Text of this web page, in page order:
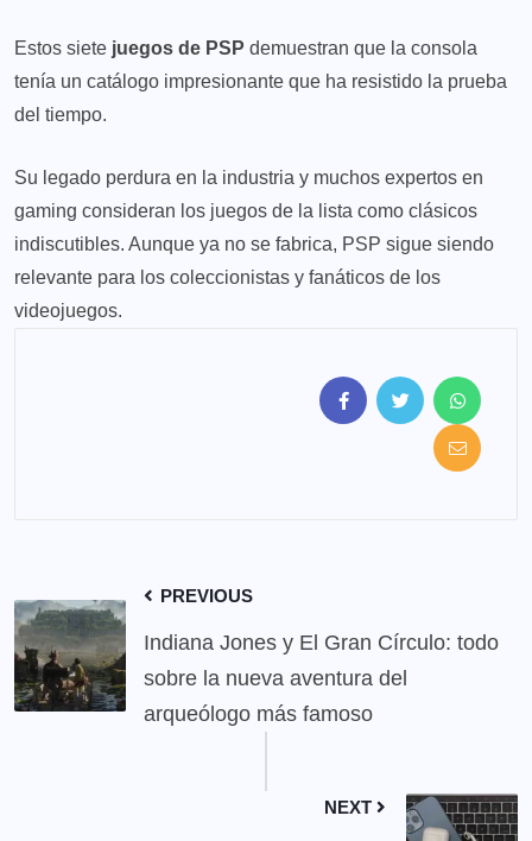
Estos siete juegos de PSP demuestran que la consola
tenía un catálogo impresionante que ha resistido la prueba
del tiempo.
Su legado perdura en la industria y muchos expertos en
gaming consideran los juegos de la lista como clásicos
indiscutibles. Aunque ya no se fabrica, PSP sigue siendo
relevante para los coleccionistas y fanáticos de los
videojuegos.
PREVIOUS
Indiana Jones y El Gran Círculo: todo
sobre la nueva aventura del
arqueólogo más famoso
NEXT